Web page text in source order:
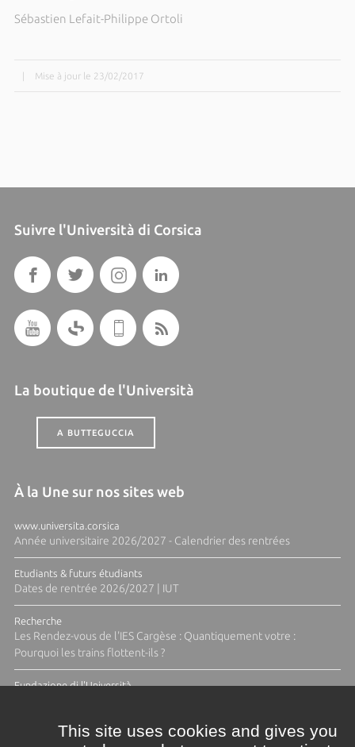
Sébastien Lefait-Philippe Ortoli
Mise à jour le 23/02/2017
Suivre l'Università di Corsica
La boutique de l'Università
A BUTTEGUCCIA
À la Une sur nos sites web
www.universita.corsica
Année universitaire 2026/2027 - Calendrier des rentrées
Etudiants & futurs étudiants
Dates de rentrée 2026/2027 | IUT
Recherche
Les Rendez-vous de l'IES Cargèse : Quantiquement votre :
Pourquoi les trains flottent-ils ?
Fundazione di l'Università
This site uses cookies and gives you